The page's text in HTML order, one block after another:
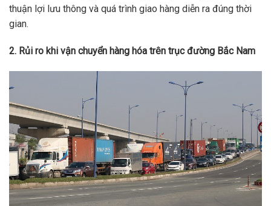
thuận lợi lưu thông và quá trình giao hàng diễn ra đúng thời
gian.
2. Rủi ro khi vận chuyển hàng hóa trên trục đường Bắc Nam